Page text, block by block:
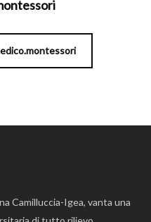
Camilluccia-Igea, vanta una